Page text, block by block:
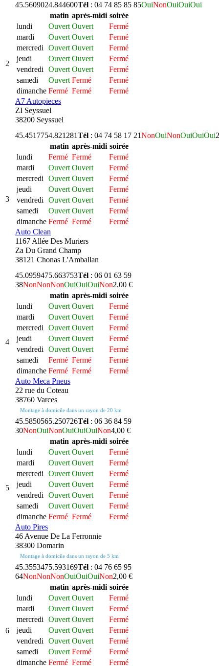
2
45.5609024.844600Tél : 04 74 85 85 85OuiNonOuiOuiOui
matin après-midi soirée
lundi
Ouvert Ouvert
Fermé
mardi
Ouvert Ouvert
Fermé
mercredi
Ouvert Ouvert
Fermé
jeudi
Ouvert Ouvert
Fermé
vendredi
Ouvert Ouvert
Fermé
samedi
Ouvert Fermé
Fermé
dimanche Fermé Fermé Fermé
A7 Autopieces
ZI Seyssuel
38200 Seyssuel
3
45.4517754.821281Tél : 04 74 58 17 21NonOuiNonOuiOuiOui
matin après-midi soirée
lundi
Fermé Fermé
Fermé
mardi
Ouvert Ouvert
Fermé
mercredi
Ouvert Ouvert
Fermé
jeudi
Ouvert Ouvert
Fermé
vendredi
Ouvert Ouvert
Fermé
samedi
Ouvert Ouvert
Fermé
dimanche Fermé Fermé Fermé
Auto Clean
1167 Allée Des Muriers
Za Du Grand Champ
38121 Chonas L'Amballan
4
45.0959475.663753Tél : 06 01 63 59
38NonNonNonOuiOuiOuiNon2,00 €
matin après-midi soirée
lundi
Ouvert Ouvert
Fermé
mardi
Ouvert Ouvert
Fermé
mercredi
Ouvert Ouvert
Fermé
jeudi
Ouvert Ouvert
Fermé
vendredi
Ouvert Ouvert
Fermé
samedi
Fermé Fermé
Fermé
dimanche Fermé Fermé Fermé
Auto Meca Pneus
22 rue du Coteau
38760 Varces
Montage à domicile dans un rayon de 20 km
5
45.5850565.250726Tél : 06 36 84 59
30NonOuiNonOuiOuiOuiNon4,00 €
matin après-midi soirée
lundi
Ouvert Ouvert
Fermé
mardi
Ouvert Ouvert
Fermé
mercredi
Ouvert Ouvert
Fermé
jeudi
Ouvert Ouvert
Fermé
vendredi
Ouvert Ouvert
Fermé
samedi
Ouvert Ouvert
Fermé
dimanche Fermé Fermé Fermé
Auto Pires
46 Avenue De La Ferronnie
38300 Domarin
Montage à domicile dans un rayon de 5 km
6
45.3553475.593169Tél : 04 76 65 95
64NonNonNonOuiOuiOuiNon2,00 €
matin après-midi soirée
lundi
Ouvert Ouvert
Fermé
mardi
Ouvert Ouvert
Fermé
mercredi
Ouvert Ouvert
Fermé
jeudi
Ouvert Ouvert
Fermé
vendredi
Ouvert Ouvert
Fermé
samedi
Ouvert Fermé
Fermé
dimanche Fermé Fermé Fermé